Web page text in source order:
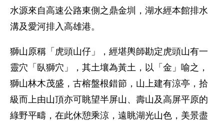
水源來自高速公路東側之鼎金圳，湖水經本館排水
溝及愛河排入高雄港。
獅山原稱「虎頭山仔」，經堪輿師勘定虎頭山有一
靈穴「臥獅穴」，其土壤為黃土，以「金」喻之，
獅山林木茂盛，古榕盤根錯節，山上建有涼亭，拾
級而上由山頂亦可眺望半屏山、壽山及高屏平原的
綠野平疇，在此休憩乘涼，遠眺湖光山色，美景盡